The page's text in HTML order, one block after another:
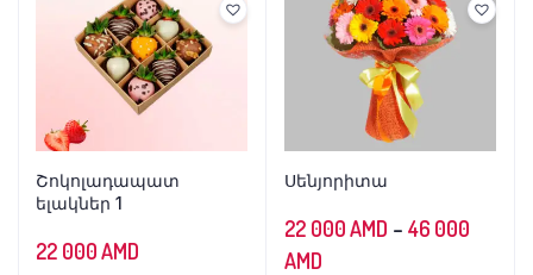
Շոկոլադապատ
ելակներ 1
22 000AMD
Սենյորիտա
22 000AMD – 46 000
AMD